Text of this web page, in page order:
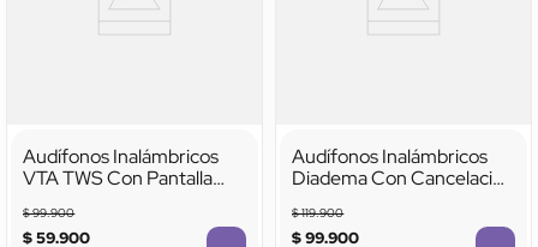
Audífonos Inalámbricos
VTA TWS Con Pantalla
Stick Azul
$99.900
$59.900
Audífonos Inalámbricos
Diadema Con Cancelación
$119.900
$99.900